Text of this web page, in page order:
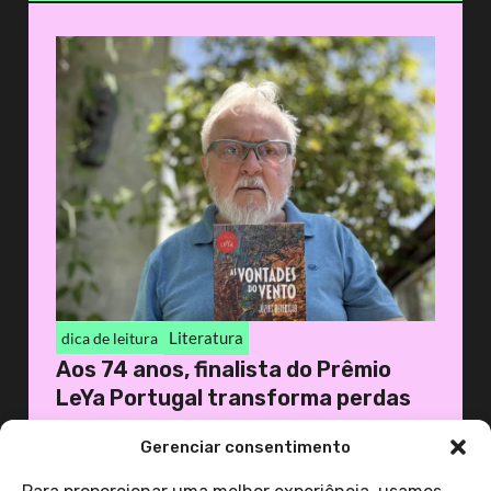
Gerenciar consentimento
dica de leitura Literatura
Aos 74 anos, finalista do Prêmio
LeYa Portugal transforma perdas
em...
1 de abril de 2026